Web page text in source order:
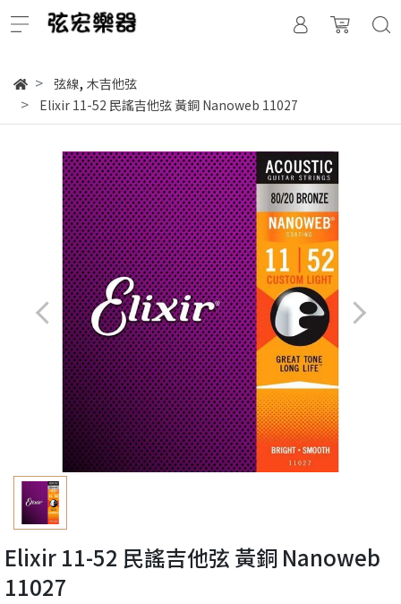
弦線, 木吉他弦
Elixir 11-52 民謠吉他弦 黃銅 Nanoweb 11027
Elixir 11-52 民謠吉他弦 黃銅 Nanoweb
11027